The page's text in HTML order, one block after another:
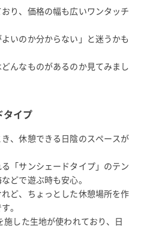
り、価格の幅も広いワンタッチ
いのか分からない」と迷うかも
んなものがあるのか見てみまし
タイプ
、休憩できる日陰のスペースが
「サンシェードタイプ」のテン
どで遊ぶ時も安心。
ど、ちょっとした休憩場所を作
。
した生地が使われており、日